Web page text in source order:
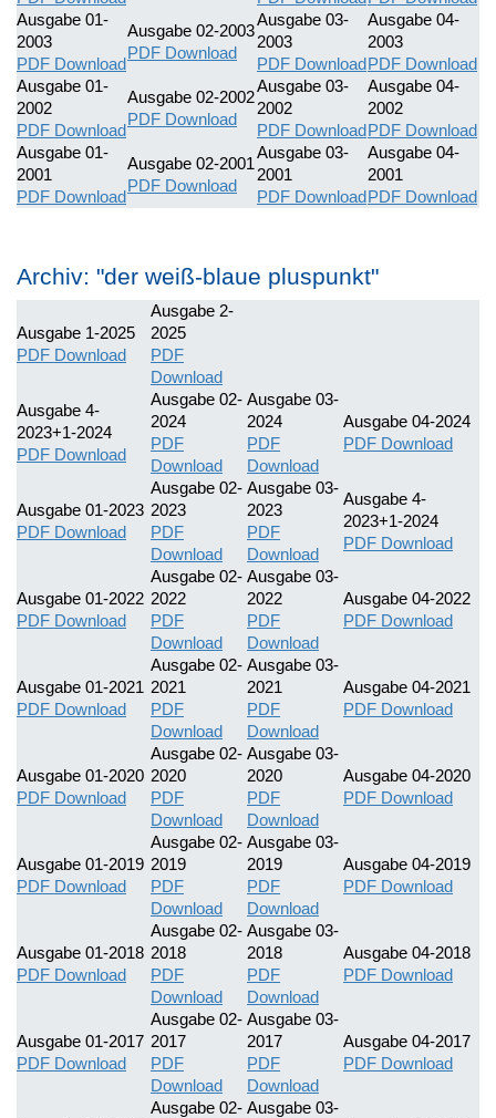
Ausgabe 01-
2003
PDF Download
Ausgabe 02-2003
PDF Download
Ausgabe 03-
2003
PDF Download
Ausgabe 04-
2003
PDF Download
Ausgabe 01-
2002
PDF Download
Ausgabe 02-2002
PDF Download
Ausgabe 03-
2002
PDF Download
Ausgabe 04-
2002
PDF Download
Ausgabe 01-
2001
PDF Download
Ausgabe 02-2001
PDF Download
Ausgabe 03-
2001
PDF Download
Ausgabe 04-
2001
PDF Download
Archiv: "der weiß-blaue pluspunkt"
Ausgabe 1-2025
PDF Download
Ausgabe 2-
2025
PDF
Download
Ausgabe 4-
2023+1-2024
PDF Download
Ausgabe 02-
2024
PDF
Download
Ausgabe 03-
2024
PDF
Download
Ausgabe 04-2024
PDF Download
Ausgabe 01-2023
PDF Download
Ausgabe 02-
2023
PDF
Download
Ausgabe 03-
2023
PDF
Download
Ausgabe 4-
2023+1-2024
PDF Download
Ausgabe 01-2022
PDF Download
Ausgabe 02-
2022
PDF
Download
Ausgabe 03-
2022
PDF
Download
Ausgabe 04-2022
PDF Download
Ausgabe 01-2021
PDF Download
Ausgabe 02-
2021
PDF
Download
Ausgabe 03-
2021
PDF
Download
Ausgabe 04-2021
PDF Download
Ausgabe 01-2020
PDF Download
Ausgabe 02-
2020
PDF
Download
Ausgabe 03-
2020
PDF
Download
Ausgabe 04-2020
PDF Download
Ausgabe 01-2019
PDF Download
Ausgabe 02-
2019
PDF
Download
Ausgabe 03-
2019
PDF
Download
Ausgabe 04-2019
PDF Download
Ausgabe 01-2018
PDF Download
Ausgabe 02-
2018
PDF
Download
Ausgabe 03-
2018
PDF
Download
Ausgabe 04-2018
PDF Download
Ausgabe 01-2017
PDF Download
Ausgabe 02-
2017
PDF
Download
Ausgabe 03-
2017
PDF
Download
Ausgabe 04-2017
PDF Download
Ausgabe 02- Ausgabe 03-